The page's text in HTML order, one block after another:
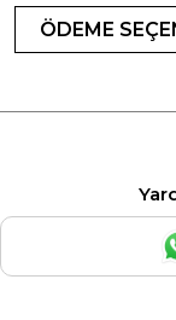
ÖDEME